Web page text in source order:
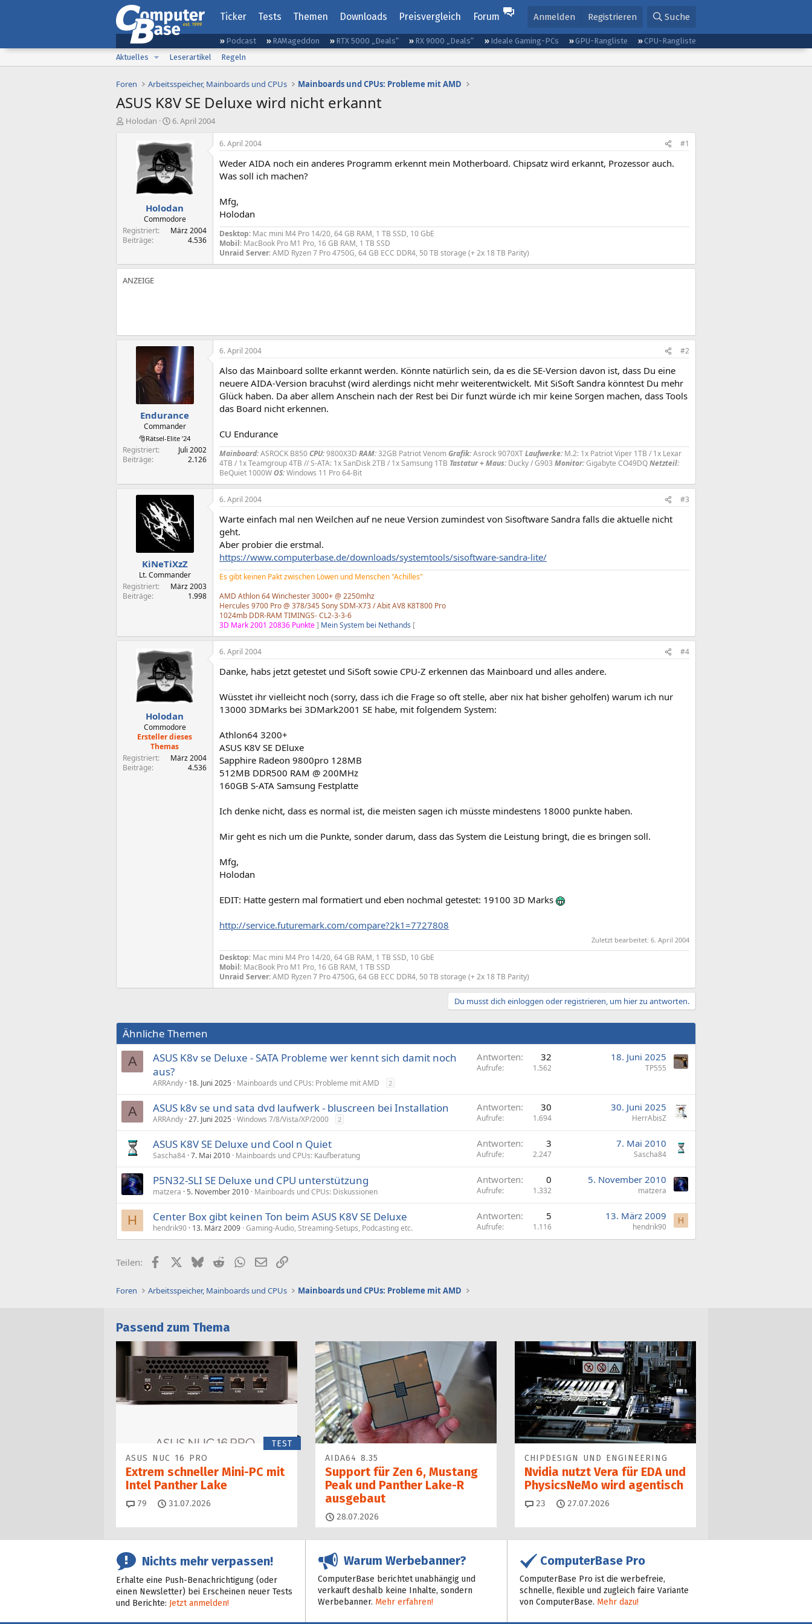
Ticker Tests Themen Downloads Preisvergleich Forum Anmelden Registrieren Suche
Podcast RAMageddon RTX 5000 „Deals“ RX 9000 „Deals“ Ideale Gaming-PCs GPU-Rangliste
CPU-Rangliste
Aktuelles
Leserartikel Regeln
Foren Arbeitsspeicher, Mainboards und CPUs Mainboards und CPUs: Probleme mit AMD
ASUS K8V SE Deluxe wird nicht erkannt
E
Holodan
E
s
t
e
l
t
a
m
6. April 2004
Holodan
Commodore
Registriert
März 2004
Beiträge
4.536
6. April 2004 #1
Weder AIDA noch ein anderes Programm erkennt mein Motherboard. Chipsatz wird erkannt, Prozessor auch.
Was soll ich machen?
Mfg,
Holodan
Desktop: Mac mini M4 Pro 14/20, 64 GB RAM, 1 TB SSD, 10 GbE
Mobil: MacBook Pro M1 Pro, 16 GB RAM, 1 TB SSD
Unraid Server: AMD Ryzen 7 Pro 4750G, 64 GB ECC DDR4, 50 TB storage (+ 2x 18 TB Parity)
Endurance
Commander
🎅Rätsel-Elite ’24
Registriert
Juli 2002
Beiträge
2.126
6. April 2004 #2
Also das Mainboard sollte erkannt werden. Könnte natürlich sein, da es die SE-Version davon ist, dass Du eine
neuere AIDA-Version bracuhst (wird alerdings nicht mehr weiterentwickelt. Mit SiSoft Sandra könntest Du mehr
Glück haben. Da aber allem Anschein nach der Rest bei Dir funzt würde ich mir keine Sorgen machen, dass Tools
das Board nicht erkennen.
CU Endurance
Mainboard:ASROCK B850CPU:9800X3D RAM:32GB Patriot VenomGrafik:Asrock 9070XTLaufwerke: M.2: 1x Patriot Viper 1TB / 1x Lexar
4TB / 1x Teamgroup 4TB // S-ATA: 1x SanDisk 2TB / 1x Samsung 1TB Tastatur + Maus: Ducky / G903 Monitor:Gigabyte CO49DQNetzteil:
BeQuiet 1000WOS:Windows 11 Pro 64-Bit
KiNeTiXzZ
Lt. Commander
Registriert
März 2003
Beiträge
1.998
6. April 2004 #3
Warte einfach mal nen Weilchen auf ne neue Version zumindest von Sisoftware Sandra falls die aktuelle nicht
geht.
Aber probier die erstmal.
https://www.computerbase.de/downloads/systemtools/sisoftware-sandra-lite/
Es gibt keinen Pakt zwischen Löwen und Menschen "Achilles"
AMD Athlon 64 Winchester 3000+ @ 2250mhz
Hercules 9700 Pro @ 378/345 Sony SDM-X73 / Abit AV8 K8T800 Pro
1024mb DDR-RAM TIMINGS- CL2-3-3-6
3D Mark 2001 20836 Punkte] Mein System bei Nethands [
Holodan
Commodore
Ersteller dieses
Themas
Registriert
März 2004
Beiträge
4.536
6. April 2004 #4
Danke, habs jetzt getestet und SiSoft sowie CPU-Z erkennen das Mainboard und alles andere.
Wüsstet ihr vielleicht noch (sorry, dass ich die Frage so oft stelle, aber nix hat bisher geholfen) warum ich nur
13000 3DMarks bei 3DMark2001 SE habe, mit folgendem System:
Athlon64 3200+
ASUS K8V SE DEluxe
Sapphire Radeon 9800pro 128MB
512MB DDR500 RAM @ 200MHz
160GB S-ATA Samsung Festplatte
Ich denke nicht, dass es normal ist, die meisten sagen ich müsste mindestens 18000 punkte haben.
Mir geht es nich um die Punkte, sonder darum, dass das System die Leistung bringt, die es bringen soll.
Mfg,
Holodan
EDIT: Hatte gestern mal formatiert und eben nochmal getestet: 19100 3D Marks
http://service.futuremark.com/compare?2k1=7727808
Zuletzt bearbeitet: 6. April 2004
Desktop: Mac mini M4 Pro 14/20, 64 GB RAM, 1 TB SSD, 10 GbE
Mobil: MacBook Pro M1 Pro, 16 GB RAM, 1 TB SSD
Unraid Server: AMD Ryzen 7 Pro 4750G, 64 GB ECC DDR4, 50 TB storage (+ 2x 18 TB Parity)
Du musst dich einloggen oder registrieren, um hier zu antworten.
Ähnliche Themen
A
ASUS K8v se Deluxe - SATA Probleme wer kennt sich damit noch
aus?
ARRAndy 18. Juni 2025 Mainboards und CPUs: Probleme mit AMD 2
Antworten 32
Aufrufe 1.562
18. Juni 2025
TP555
A ASUS k8v se und sata dvd laufwerk - bluscreen bei Installation
ARRAndy 27. Juni 2025 Windows 7/8/Vista/XP/2000 2
Antworten 30
Aufrufe 1.694
30. Juni 2025
HerrAbisZ
ASUS K8V SE Deluxe und Cool n Quiet
Sascha84 7. Mai 2010 Mainboards und CPUs: Kaufberatung
Antworten 3
Aufrufe 2.247
7. Mai 2010
Sascha84
P5N32-SLI SE Deluxe und CPU unterstützung
matzera 5. November 2010 Mainboards und CPUs: Diskussionen
Antworten 0
Aufrufe 1.332
5. November 2010
matzera
H Center Box gibt keinen Ton beim ASUS K8V SE Deluxe
hendrik90 13. März 2009 Gaming-Audio, Streaming-Setups, Podcasting etc.
Antworten 5
Aufrufe 1.116
13. März 2009
hendrik90
H
Teilen: FacebookX (Twitter)
BlueskyRedditWhatsApp
E-MailLink
Foren Arbeitsspeicher, Mainboards und CPUs Mainboards und CPUs: Probleme mit AMD
Passend zum Thema
TEST
ASUS NUC 16 PRO
Extrem schneller Mini-PC mit
Intel Panther Lake
79 Kommentare
31.07.2026
AIDA64 8.35
Support für Zen 6, Mustang
Peak und Panther Lake-R
ausgebaut
28.07.2026
CHIPDESIGN UND ENGINEERING
Nvidia nutzt Vera für EDA und
PhysicsNeMo wird agentisch
23 Kommentare
27.07.2026
Nichts mehr verpassen!
Erhalte eine Push-Benachrichtigung (oder
einen Newsletter) bei Erscheinen neuer Tests
und Berichte: Jetzt anmelden!
Warum Werbebanner?
ComputerBase berichtet unabhängig und
verkauft deshalb keine Inhalte, sondern
Werbebanner. Mehr erfahren!
ComputerBase Pro
ComputerBase Pro ist die werbefreie,
schnelle, flexible und zugleich faire Variante
von ComputerBase. Mehr dazu!